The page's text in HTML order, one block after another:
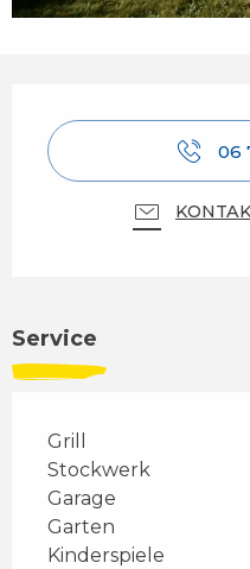
06
Service
Grill
Stockwerk
Garage
Garten
Kinderspiele